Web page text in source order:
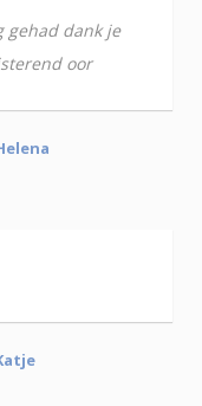
gehad dank je
oor